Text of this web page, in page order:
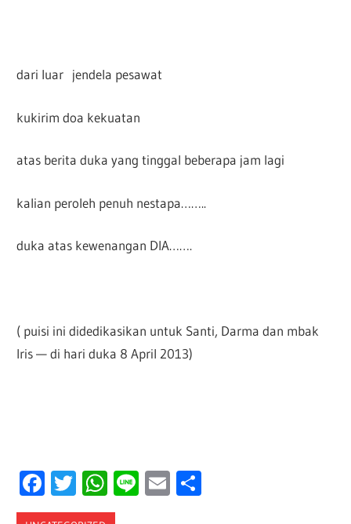
dari luar jendela pesawat
kukirim doa kekuatan
atas berita duka yang tinggal beberapa jam lagi
kalian peroleh penuh nestapa……..
duka atas kewenangan DIA…….
( puisi ini didedikasikan untuk Santi, Darma dan mbak
Iris — di hari duka 8 April 2013)
Facebook
Twitter
WhatsApp
LineEmail